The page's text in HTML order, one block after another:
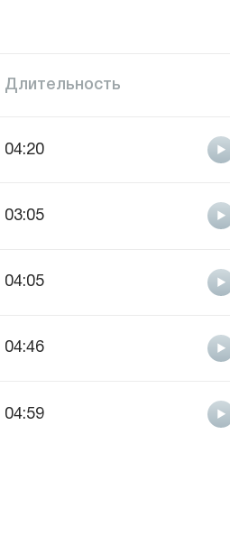
Длительность
04:20
03:05
04:05
04:46
04:59